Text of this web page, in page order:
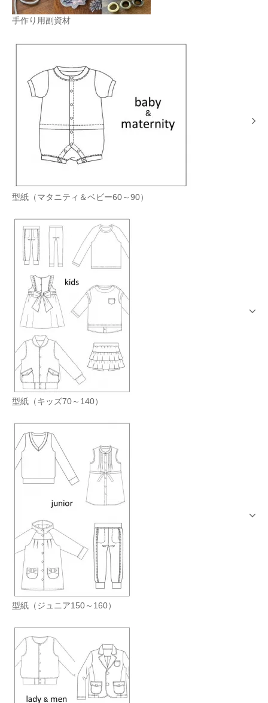
手作り用副資材
型紙（マタニティ＆ベビー60～90）
型紙（キッズ70～140）
型紙（ジュニア150～160）